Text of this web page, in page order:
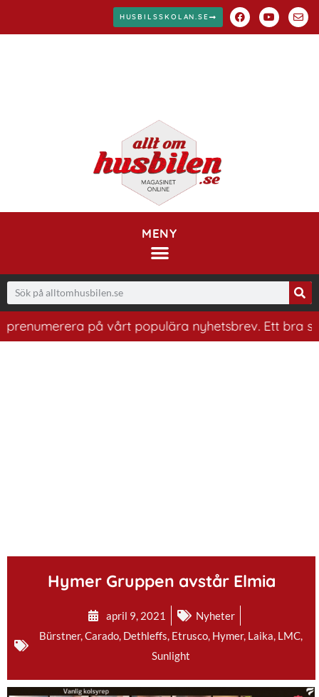
HUSBILSSKOLAN.SE
MENY
på vårt populära nyhetsbrev. Ett bra sätt
Hymer Gruppen avstår Elmia
april 9, 2021
Nyheter
Bürstner,Carado, Dethleffs, Etrusco, Hymer, Laika, LMC,
Sunlight